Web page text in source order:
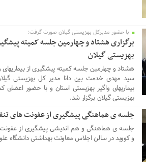
با حضور مدیرکل بهزیستی گیلان صورت گرفت؛
برگزاری هشتاد و چهارمین جلسه کمیته
بهزیستی گیلان
هشتاد و چهارمین جلسه کمیته پیشگیری از
سید مهدی خدمت بین دانا مدیر کل بهزیستی
بیماریهای واگیر بهزیستی استان و با حضور اعضای
بهزیستی گیلان برگزار شد.
جلسه ی هماهنگی پیشگیری از عفونت های
جلسه ی هماهنگی و هم اندیشی پیشگیری از عفونت
و کووید در سالن اجلاس معاونت بهداشتی دانشگاه